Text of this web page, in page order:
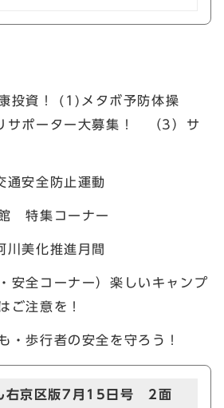
康投資！ (1)メタボ予防体操
サポーター大募集！ （3）サ
通安全防止運動
館 特集コーナー
川美化推進月間
安全コーナー）楽しいキャンプ
はご注意を！
・歩行者の安全を守ろう！
右京区版7月15日号 2面